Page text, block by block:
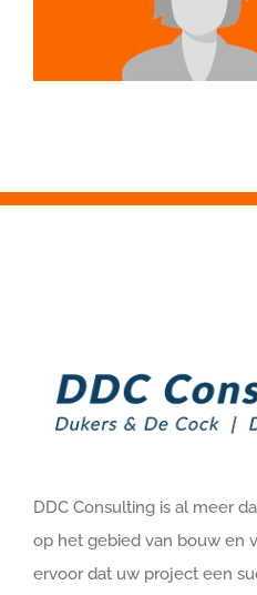
DDC Consulting is al meer
op het gebied van bouw en
ervoor dat uw project een